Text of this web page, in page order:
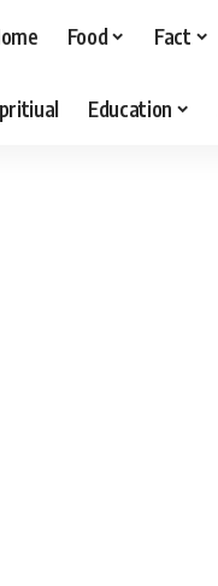
Food Fact
Education